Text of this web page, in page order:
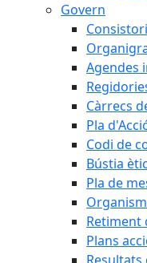
Govern
Agendes
Càrrecs
Pla
Codi de
Bústia
Pla de
Retiment
Plans